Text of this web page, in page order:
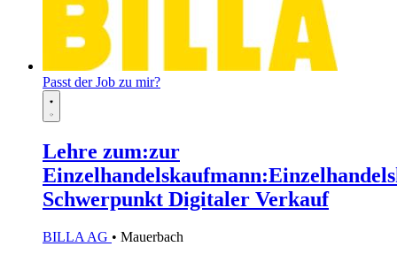
Passt der Job zu mir?
Lehre zum:zur
Schwerpunkt Digitaler Verkauf
BILLA AG • Mauerbach